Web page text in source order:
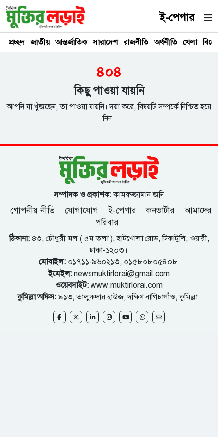
ই-পেপার
প্রচ্ছদ জাতীয় আন্তর্জাতিক সারাদেশ রাজনীতি অর্থনীতি খেলা
৪০৪
কিছু পাওয়া যায়নি
আপনি যা খুঁজছেন, তা পাওয়া যায়নি। দয়া করে, বিষয়টি সম্পর্কে নিশ্চিত হয়ে
নিন।
সম্পাদক ও প্রকাশক:কামরুজ্জামান জনি
গোপনীয় নীতি যোগাযোগ ই-পেপার কনভার্টার
আমাদের
পরিবার
ঠিকানা:৪৩, চৌধুরী মল ( ৫ম তলা ), হাটখোলা রোড, টিকাটুলি, ওয়ারী,
ঢাকা-১২০৩।
মোবাইল:০১৭১১-৯৬০২১৩, ০১৫৮০৮০৫৪০৮
ইমেইল: newsmuktirlorai@gmail.com
ওয়েবসাইট: www.muktirlorai.com
কুমিল্লা অফিস: ৯১৩, তালুকদার হাউজ, দক্ষিণ বাগিচাগাঁও, কুমিল্লা।